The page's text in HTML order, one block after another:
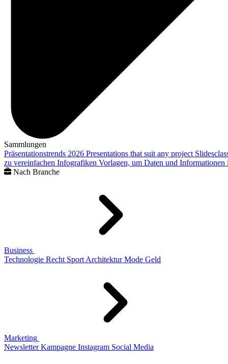
Sammlungen
Präsentationstrends 2026 Presentations that suit any project
zu vereinfachen Infografiken Vorlagen, um Daten und
Nach Branche
Business
Technologie Recht Sport Architektur Mode Geld
Marketing
Newsletter Kampagne Instagram Social Media